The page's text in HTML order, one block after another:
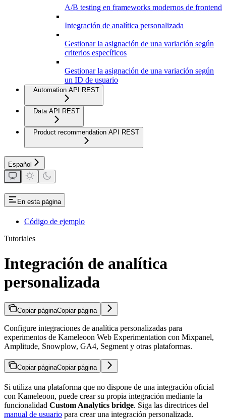
A/B testing en frameworks modernos de frontend
Integración de analítica personalizada
Gestionar la asignación de una variación según
criterios específicos
Gestionar la asignación de una variación según
un ID de usuario
Automation API REST
Data API REST
Product recommendation API REST
Español
En esta página
Código de ejemplo
Tutoriales
Integración de analítica
personalizada
Copiar páginaCopiar página
Configure integraciones de analítica personalizadas para
experimentos de Kameleoon Web Experimentation con Mixpanel,
Amplitude, Snowplow, GA4, Segment y otras plataformas.
Copiar páginaCopiar página
Si utiliza una plataforma que no dispone de una integración oficial
con Kameleoon, puede crear su propia integración mediante la
funcionalidad Custom Analytics bridge. Siga las directrices del
manual de usuario para crear una integración personalizada.